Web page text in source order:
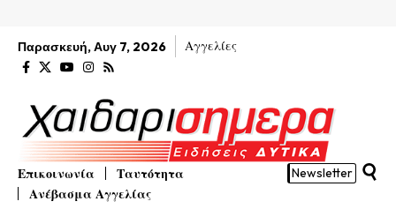
Παρασκευή, Αυγ 7, 2026 Αγγελίες
Επικοινωνία
Ταυτότητα
Ανέβασμα Αγγελίας
Newsletter